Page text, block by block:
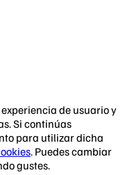
de usuario y
Si continúas
para utilizar dicha
. Puedes cambiar
gustes.